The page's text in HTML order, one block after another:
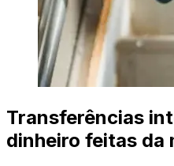
Transferências
dinheiro feitas da